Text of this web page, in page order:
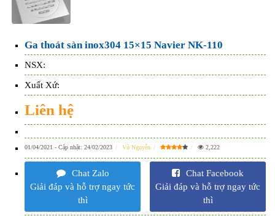
Ga thoát sàn inox304 15×15 Navier NK-110
NSX:
Xuất Xứ:
Liên hệ
01/04/2021 - Cập nhật: 24/02/2023 Vũ Nguyễn 2,222
Chat Zalo
Giải đáp và hỗ trợ ngay tức
thì
Chat Facebook
Giải đáp và hỗ trợ ngay tức
thì